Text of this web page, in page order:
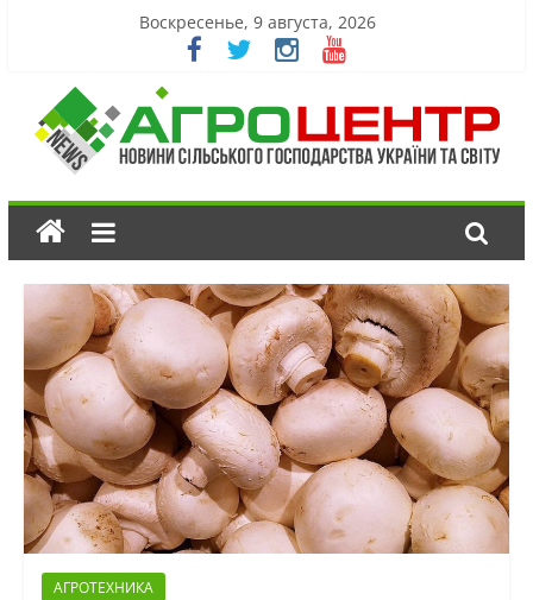
Воскресенье, 9 августа, 2026
АГРОТЕХНИКА